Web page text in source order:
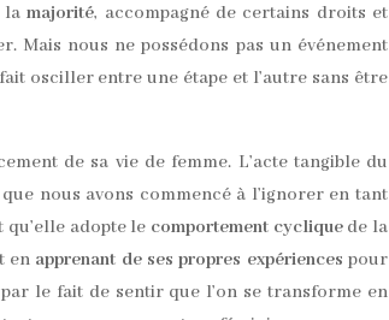
lamajorité, accompagné de certains droits et
Mais nous ne possédons pas un événement
osciller entre une étape et l’autre sans être
de sa vie de femme. L’acte tangible du
nous avons commencé à l’ignorer en tant
qu’elle adopte le comportement cycliquede la
en apprenant de ses propres expériences pour
le fait de sentir que l’on se transforme en